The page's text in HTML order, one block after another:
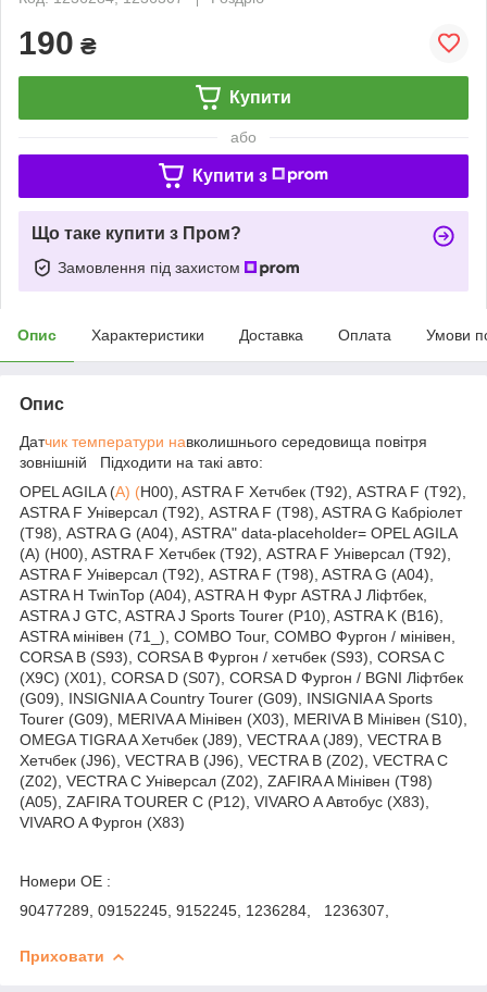
190 ₴
Купити
або
Купити з
Що таке купити з Пром?
Замовлення під захистом
Опис Характеристики Доставка Оплата Умови
Опис
Датчик температури навколишнього середовища повітря
зовнішній Підходити на такі авто:
OPEL AGILA (A) (H00), ASTRA F Хетчбек (T92), ASTRA F (T92),
ASTRA F Універсал (T92), ASTRA F (T98), ASTRA G Кабріолет
(T98), ASTRA G (A04), ASTRA" data-placeholder= OPEL AGILA
(A) (H00), ASTRA F Хетчбек (T92), ASTRA F Універсал (T92),
ASTRA F Універсал (T92), ASTRA F (T98), ASTRA G (A04),
ASTRA H TwinTop (A04), ASTRA H Фург ASTRA J Ліфтбек,
ASTRA J GTC, ASTRA J Sports Tourer (P10), ASTRA K (B16),
ASTRA мінівен (71_), COMBO Tour, COMBO Фургон / мінівен,
CORSA B (S93), CORSA B Фургон / хетчбек (S93), CORSA C
(X9C) (X01), CORSA D (S07), CORSA D Фургон / BGNI Ліфтбек
(G09), INSIGNIA A Country Tourer (G09), INSIGNIA A Sports
Tourer (G09), MERIVA A Мінівен (X03), MERIVA B Мінівен (S10),
OMEGA TIGRA A Хетчбек (J89), VECTRA A (J89), VECTRA B
Хетчбек (J96), VECTRA B (J96), VECTRA B (Z02), VECTRA C
(Z02), VECTRA C Універсал (Z02), ZAFIRA A Мінівен (T98)
(A05), ZAFIRA TOURER C (P12), VIVARO A Автобус (X83),
VIVARO A Фургон (X83)
Номери ОЕ :
90477289, 09152245, 9152245, 1236284, 1236307,
Приховати